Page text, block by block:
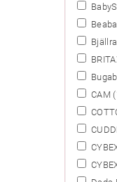
Beaba
CAM